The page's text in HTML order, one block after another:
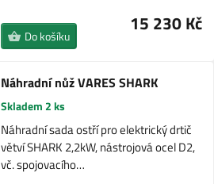
15 230 Kč
Do košíku
Náhradní nůž VARES SHARK
Skladem 2 ks
Náhradní sada ostří pro elektrický drtič
větví SHARK 2,2kW, nástrojová ocel D2,
vč. spojovacího…